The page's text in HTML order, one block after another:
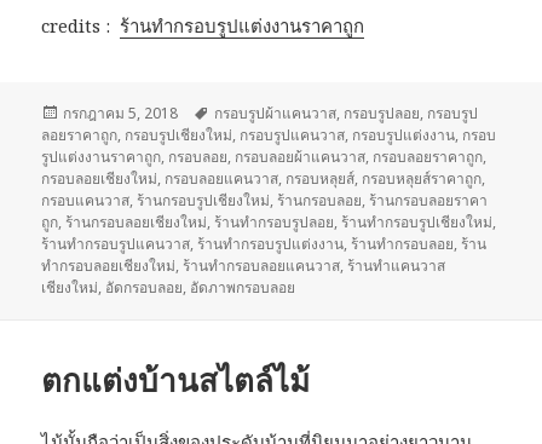
credits : ร้านทำกรอบรูปแต่งงานราคาถูก
เขียน
เมื่อ
กรกฎาคม 5, 2018
ป้าย
กำกับ
กรอบรูปผ้าแคนวาส, กรอบรูปลอย, กรอบรูป
ลอยราคาถูก, กรอบรูปเชียงใหม่, กรอบรูปแคนวาส, กรอบรูปแต่งงาน, กรอบ
รูปแต่งงานราคาถูก, กรอบลอย, กรอบลอยผ้าแคนวาส, กรอบลอยราคาถูก,
กรอบลอยเชียงใหม่, กรอบลอยแคนวาส, กรอบหลุยส์, กรอบหลุยส์ราคาถูก,
กรอบแคนวาส, ร้านกรอบรูปเชียงใหม่, ร้านกรอบลอย, ร้านกรอบลอยราคา
ถูก, ร้านกรอบลอยเชียงใหม่, ร้านทำกรอบรูปลอย, ร้านทำกรอบรูปเชียงใหม่,
ร้านทำกรอบรูปแคนวาส, ร้านทำกรอบรูปแต่งงาน, ร้านทำกรอบลอย, ร้าน
ทำกรอบลอยเชียงใหม่, ร้านทำกรอบลอยแคนวาส, ร้านทำแคนวาส
เชียงใหม่, อัดกรอบลอย, อัดภาพกรอบลอย
ตกแต่งบ้านสไตล์ไม้